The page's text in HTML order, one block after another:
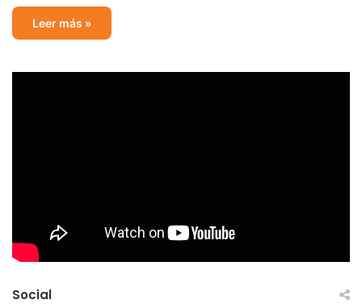
Leer más »
Social